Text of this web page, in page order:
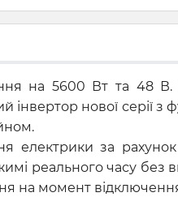
на 5600 Вт та
нової серії з
електрики за
реального часу
на момент